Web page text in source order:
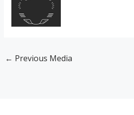
← Previous Media